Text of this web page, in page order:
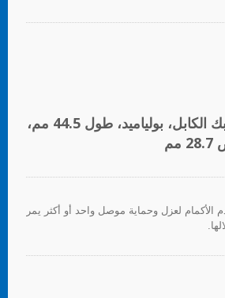
مشابك الكابل، بولياميد، طول 44.5 مم،
الأكمام لعزل وحماية موصل واحد أو أكثر يمر